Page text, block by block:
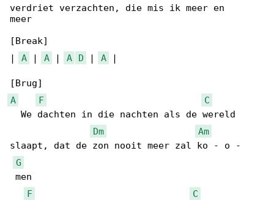
verdriet verzachten, die mis ik meer en
meer
[Break]
| A | A | A D | A |
A
F
C
  We dachten in die nachten als de wereld
Dm
Am
slaapt, dat de zon nooit meer zal ko - o -
G
men
F
C